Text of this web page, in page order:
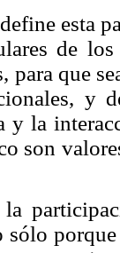
esta
de
para que
y
y la
son